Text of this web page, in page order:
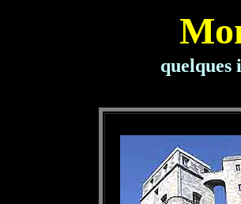
quelques